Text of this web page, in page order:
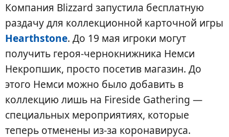
Компания Blizzard запустила бесплатную
раздачу для коллекционной карточной игры
Hearthstone. До 19 мая игроки могут
получить героя-чернокнижника Немси
Некропшик, просто посетив магазин. До
этого Немси можно было добавить в
коллекцию лишь на Fireside Gathering —
специальных мероприятиях, которые
теперь отменены из-за коронавируса.